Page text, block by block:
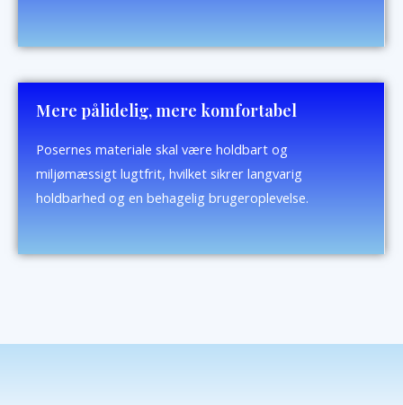
Mere pålidelig, mere komfortabel
Posernes materiale skal være holdbart og
miljømæssigt lugtfrit, hvilket sikrer langvarig
holdbarhed og en behagelig brugeroplevelse.